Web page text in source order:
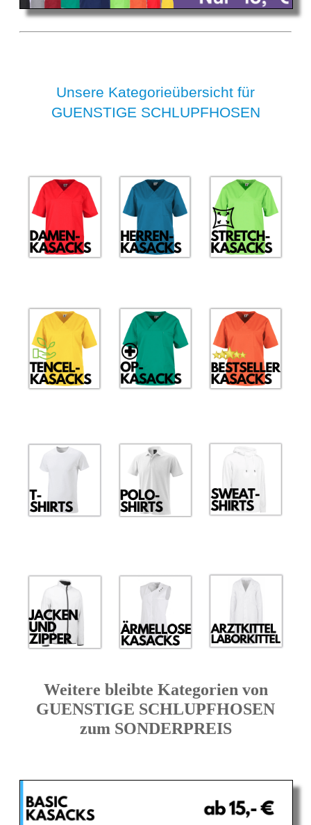
Unsere Kategorieübersicht für
GUENSTIGE SCHLUPFHOSEN
Weitere bleibte Kategorien von
GUENSTIGE SCHLUPFHOSEN
zum SONDERPREIS